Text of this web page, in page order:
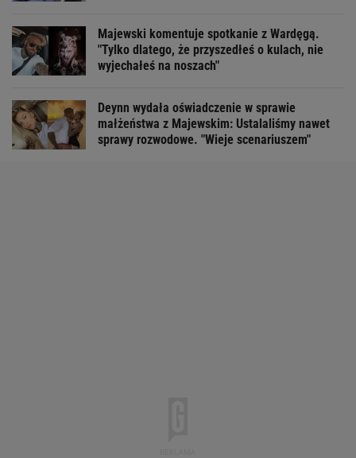
Majewski komentuje spotkanie z Wardęgą.
"Tylko dlatego, że przyszedłeś o kulach, nie
wyjechałeś na noszach"
Deynn wydała oświadczenie w sprawie
małżeństwa z Majewskim: Ustalaliśmy nawet
sprawy rozwodowe. "Wieje scenariuszem"